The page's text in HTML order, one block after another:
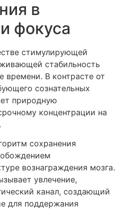
в
фокуса
стимулирующей
стабильность
времени. В контрасте от
сознательных
природную
концентрации на
сохранения
вознаграждения мозга.
увлечение,
канал, создающий
для поддержания